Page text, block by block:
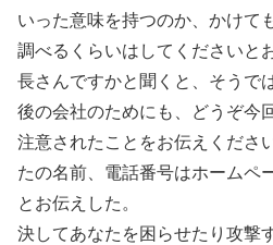
いった意味を持つのか、かけて
調べるくらいはしてくださいと
長さんですかと聞くと、そうで
後の会社のためにも、どうぞ今
注意されたことをお伝えくださ
たの名前、電話番号はホームペ
とお伝えした。
決してあなたを困らせたり攻撃